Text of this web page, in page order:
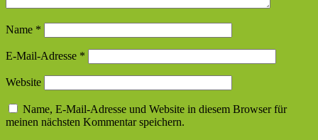
Name *
E-Mail-Adresse *
Website
Name, E-Mail-Adresse und Website in diesem Browser für
meinen nächsten Kommentar speichern.